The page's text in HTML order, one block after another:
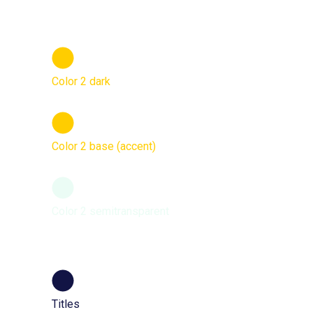
Color 2 dark
Color 2 base (accent)
Titles